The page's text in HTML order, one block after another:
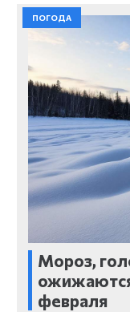
ПОГОДА
Мороз,
февраля